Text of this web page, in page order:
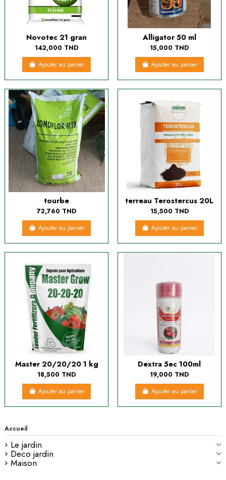
Novotec 21 gran
142,000 TND
Ajouter au panier
Alligator 50 ml
15,000 TND
Ajouter au panier
tourbe
72,760 TND
Ajouter au panier
terreau Terostercus 20L
15,500 TND
Ajouter au panier
Master 20/20/20 1 kg
18,500 TND
Ajouter au panier
Dextra 5ec 100ml
19,000 TND
Ajouter au panier
Accueil
Le jardin
Deco jardin
Maison